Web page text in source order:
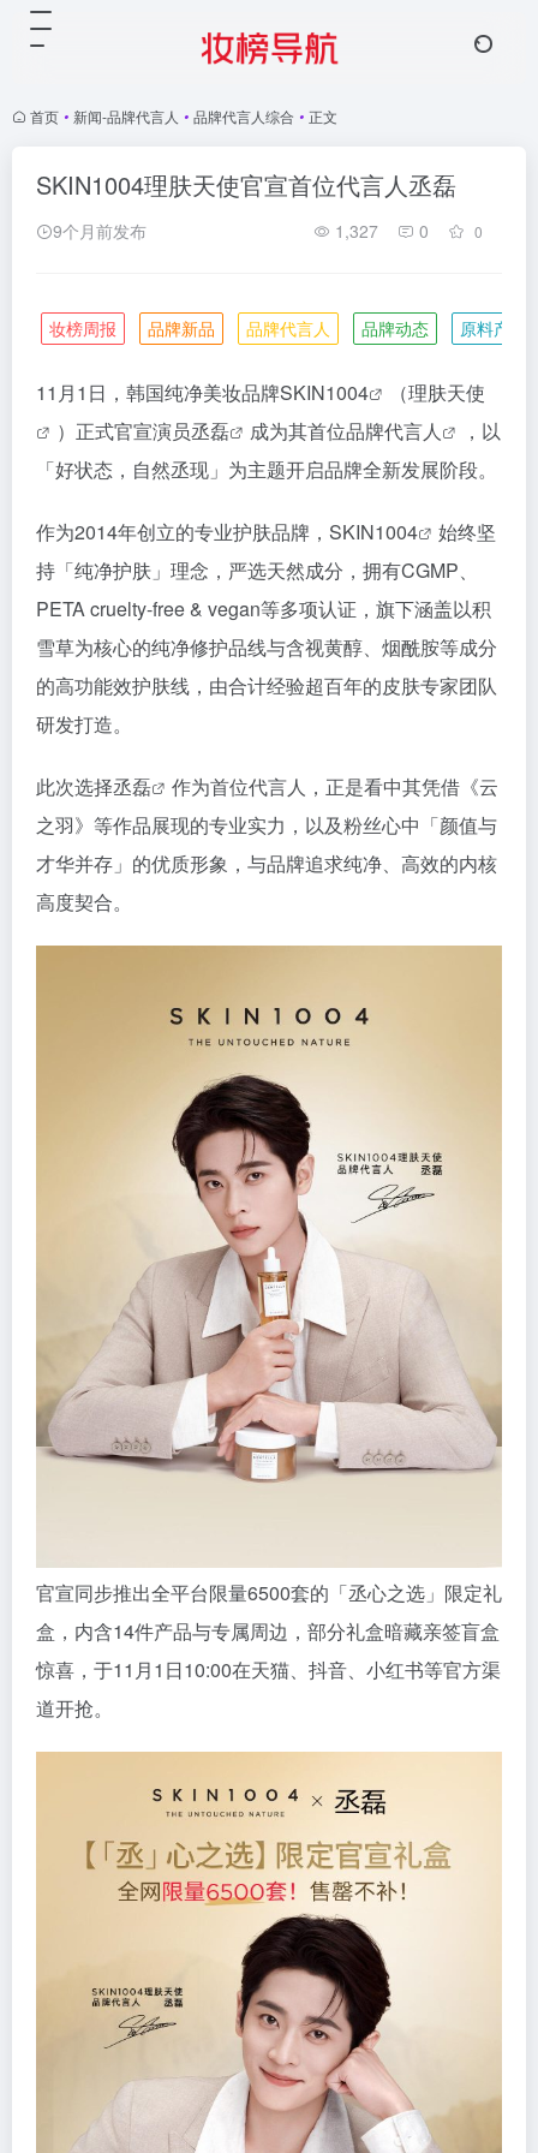
首页 • 新闻-品牌代言人 • 品牌代言人综合 • 正文
SKIN1004理肤天使官宣首位代言人丞磊
9个月前发布 1,327 0 0
妆榜周报 品牌新品 品牌代言人 品牌动态 原料产业
11月1日，韩国纯净美妆品牌SKIN1004 （理肤天使
）正式官宣演员丞磊 成为其首位品牌代言人
，以
「好状态，自然丞现」为主题开启品牌全新发展阶段。
作为2014年创立的专业护肤品牌， SKIN1004
始终坚
持「纯净护肤」理念，严选天然成分，拥有CGMP、
PETA cruelty-free & vegan等多项认证，旗下涵盖以积
雪草为核心的纯净修护品线与含视黄醇、烟酰胺等成分
的高功能效护肤线，由合计经验超百年的皮肤专家团队
研发打造。
此次选择丞磊
作为首位代言人，正是看中其凭借《云
之羽》等作品展现的专业实力，以及粉丝心中「颜值与
才华并存」的优质形象，与品牌追求纯净、高效的内核
高度契合。
官宣同步推出全平台限量6500套的「丞心之选」限定礼
盒，内含14件产品与专属周边，部分礼盒暗藏亲签盲盒
惊喜，于11月1日10:00在天猫、抖音、小红书等官方渠
道开抢。